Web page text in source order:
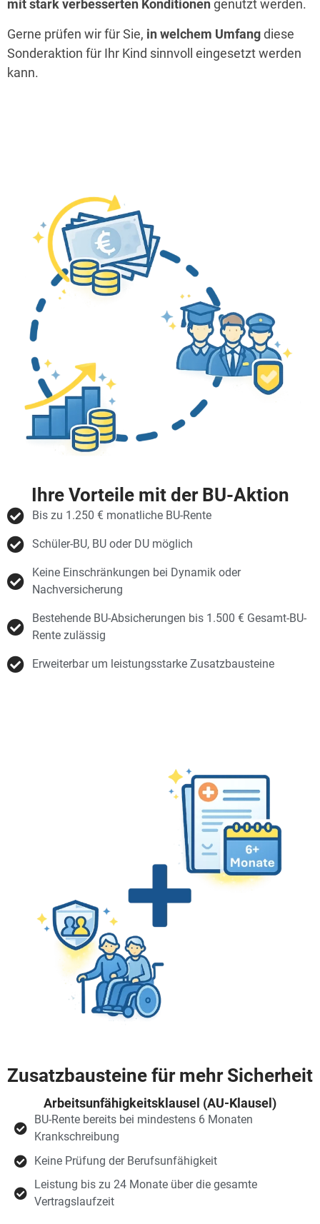
mit stark verbesserten Konditionengenutzt werden.
Gerne prüfen wir für Sie, in welchem Umfangdiese
Sonderaktion für Ihr Kind sinnvoll eingesetzt werden
kann.
Ihre Vorteile mit der BU-Aktion
Bis zu 1.250 € monatliche BU-Rente
Schüler-BU, BU oder DU möglich
Keine Einschränkungen bei Dynamik oder
Nachversicherung
Bestehende BU-Absicherungen bis 1.500 € Gesamt-BU-
Rente zulässig
Erweiterbar um leistungsstarke Zusatzbausteine
Zusatzbausteine für mehr Sicherheit
Arbeitsunfähigkeitsklausel (AU-Klausel)
BU-Rente bereits bei mindestens 6 Monaten
Krankschreibung
Keine Prüfung der Berufsunfähigkeit
Leistung bis zu 24 Monate über die gesamte
Vertragslaufzeit